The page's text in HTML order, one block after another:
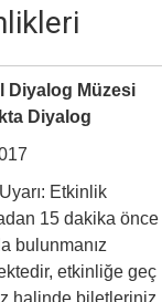
Diyalog Müzesi
Diyalog
Etkinlik
15 dakika önce
bulunmanız
etkinliğe geç
halinde biletleriniz